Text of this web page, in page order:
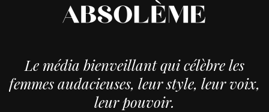
Le média bienveillant qui célèbre les
femmes audacieuses, leur style, leur voix,
leur pouvoir.